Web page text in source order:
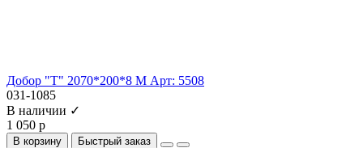
Добор "Т" 2070*200*8 М Арт: 5508
031-1085
В наличии ✓
1 050 р
В корзину Быстрый заказ